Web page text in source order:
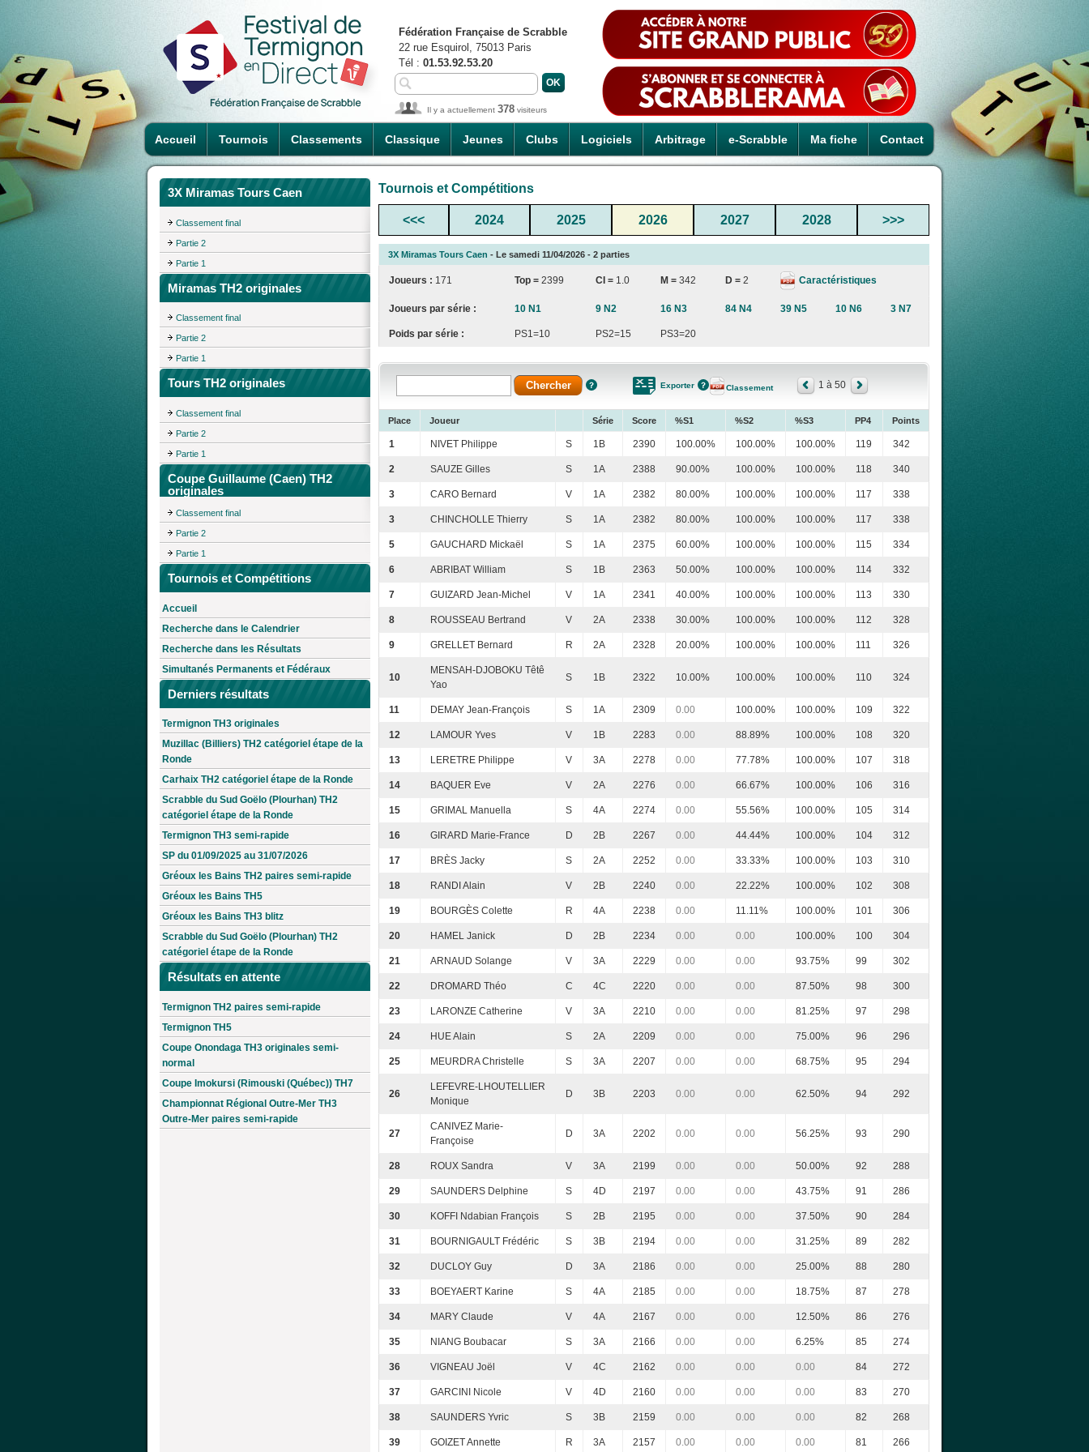
Accueil Tournois Classements Classique Jeunes Clubs Logiciels Arbitrage e-Scrabble Ma fiche Contact
Fédération Française de Scrabble
22 rue Esquirol, 75013 Paris
Tél : 01.53.92.53.20
Il y a actuellement 378 visiteurs
3X Miramas Tours Caen
Classement final
Partie 2
Partie 1
Miramas TH2 originales
Classement final
Partie 2
Partie 1
Tours TH2 originales
Classement final
Partie 2
Partie 1
Coupe Guillaume (Caen) TH2
originales
Classement final
Partie 2
Partie 1
Tournois et Compétitions
Accueil
Recherche dans le Calendrier
Recherche dans les Résultats
Simultanés Permanents et Fédéraux
Derniers résultats
Termignon TH3 originales
Muzillac (Billiers) TH2 catégoriel étape de la
Ronde
Carhaix TH2 catégoriel étape de la Ronde
Scrabble du Sud Goëlo (Plourhan) TH2
catégoriel étape de la Ronde
Termignon TH3 semi-rapide
SP du 01/09/2025 au 31/07/2026
Gréoux les Bains TH2 paires semi-rapide
Gréoux les Bains TH5
Gréoux les Bains TH3 blitz
Scrabble du Sud Goëlo (Plourhan) TH2
catégoriel étape de la Ronde
Résultats en attente
Termignon TH2 paires semi-rapide
Termignon TH5
Coupe Onondaga TH3 originales semi-
normal
Coupe Imokursi (Rimouski (Québec)) TH7
Championnat Régional Outre-Mer TH3
Outre-Mer paires semi-rapide
Tournois et Compétitions
<<< 2024 2025 2026 2027 2028 >>>
3X Miramas Tours Caen - Le samedi 11/04/2026 - 2 parties
Joueurs : 171 Top = 2399 CI = 1.0 M = 342 D = 2 Caractéristiques
Joueurs par série : 10 N1 9 N2 16 N3 84 N4 39 N5 10 N6 3 N7
Poids par série : PS1=10 PS2=15 PS3=20
Exporter Classement 1 à 50
Place Joueur Série Score %S1 %S2 %S3 PP4 Points
1 NIVET Philippe S 1B 2390 100.00% 100.00% 100.00% 119 342
2 SAUZE Gilles S 1A 2388 90.00% 100.00% 100.00% 118 340
3 CARO Bernard V 1A 2382 80.00% 100.00% 100.00% 117 338
3 CHINCHOLLE Thierry S 1A 2382 80.00% 100.00% 100.00% 117 338
5 GAUCHARD Mickaël S 1A 2375 60.00% 100.00% 100.00% 115 334
6 ABRIBAT William S 1B 2363 50.00% 100.00% 100.00% 114 332
7 GUIZARD Jean-Michel V 1A 2341 40.00% 100.00% 100.00% 113 330
8 ROUSSEAU Bertrand V 2A 2338 30.00% 100.00% 100.00% 112 328
9 GRELLET Bernard R 2A 2328 20.00% 100.00% 100.00% 111 326
10
MENSAH-DJOBOKU Têtê
Yao
S 1B 2322 10.00% 100.00% 100.00% 110 324
11 DEMAY Jean-François S 1A 2309 0.00 100.00% 100.00% 109 322
12 LAMOUR Yves V 1B 2283 0.00 88.89% 100.00% 108 320
13 LERETRE Philippe V 3A 2278 0.00 77.78% 100.00% 107 318
14 BAQUER Eve V 2A 2276 0.00 66.67% 100.00% 106 316
15 GRIMAL Manuella S 4A 2274 0.00 55.56% 100.00% 105 314
16 GIRARD Marie-France D 2B 2267 0.00 44.44% 100.00% 104 312
17 BRÈS Jacky S 2A 2252 0.00 33.33% 100.00% 103 310
18 RANDI Alain V 2B 2240 0.00 22.22% 100.00% 102 308
19 BOURGÈS Colette R 4A 2238 0.00 11.11% 100.00% 101 306
20 HAMEL Janick D 2B 2234 0.00 0.00 100.00% 100 304
21 ARNAUD Solange V 3A 2229 0.00 0.00 93.75% 99 302
22 DROMARD Théo C 4C 2220 0.00 0.00 87.50% 98 300
23 LARONZE Catherine V 3A 2210 0.00 0.00 81.25% 97 298
24 HUE Alain S 2A 2209 0.00 0.00 75.00% 96 296
25 MEURDRA Christelle S 3A 2207 0.00 0.00 68.75% 95 294
26
LEFEVRE-LHOUTELLIER
Monique
D 3B 2203 0.00 0.00 62.50% 94 292
27
CANIVEZ Marie-
Françoise
D 3A 2202 0.00 0.00 56.25% 93 290
28 ROUX Sandra V 3A 2199 0.00 0.00 50.00% 92 288
29 SAUNDERS Delphine S 4D 2197 0.00 0.00 43.75% 91 286
30 KOFFI Ndabian François S 2B 2195 0.00 0.00 37.50% 90 284
31 BOURNIGAULT Frédéric S 3B 2194 0.00 0.00 31.25% 89 282
32 DUCLOY Guy D 3A 2186 0.00 0.00 25.00% 88 280
33 BOEYAERT Karine S 4A 2185 0.00 0.00 18.75% 87 278
34 MARY Claude V 4A 2167 0.00 0.00 12.50% 86 276
35 NIANG Boubacar S 3A 2166 0.00 0.00 6.25% 85 274
36 VIGNEAU Joël V 4C 2162 0.00 0.00 0.00 84 272
37 GARCINI Nicole V 4D 2160 0.00 0.00 0.00 83 270
38 SAUNDERS Yvric S 3B 2159 0.00 0.00 0.00 82 268
39 GOIZET Annette R 3A 2157 0.00 0.00 0.00 81 266